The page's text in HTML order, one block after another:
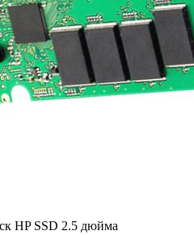
HP SSD 2.5 дюйма